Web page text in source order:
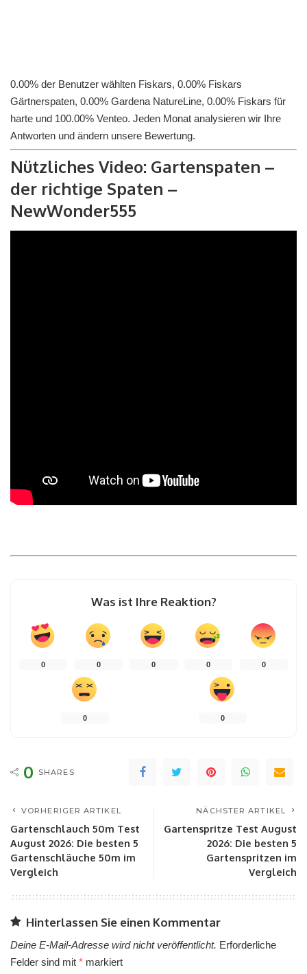
0.00% der Benutzer wählten Fiskars, 0.00% Fiskars
Gärtnerspaten, 0.00% Gardena NatureLine, 0.00% Fiskars für
harte und 100.00% Venteo. Jeden Monat analysieren wir Ihre
Antworten und ändern unsere Bewertung.
Nützliches Video: Gartenspaten –
der richtige Spaten –
NewWonder555
Was ist Ihre Reaktion?
0 0 0 0 0
0 0
0 SHARES
VORHERIGER ARTIKEL
Gartenschlauch 50m Test
August 2026: Die besten 5
Gartenschläuche 50m im
Vergleich
NÄCHSTER ARTIKEL
Gartenspritze Test August
2026: Die besten 5
Gartenspritzen im
Vergleich
Hinterlassen Sie einen Kommentar
Deine E-Mail-Adresse wird nicht veröffentlicht. Erforderliche
Felder sind mit * markiert